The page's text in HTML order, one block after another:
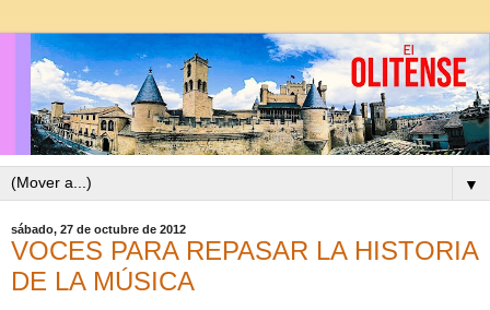
▼
sábado, 27 de octubre de 2012
VOCES PARA REPASAR LA HISTORIA
DE LA MÚSICA